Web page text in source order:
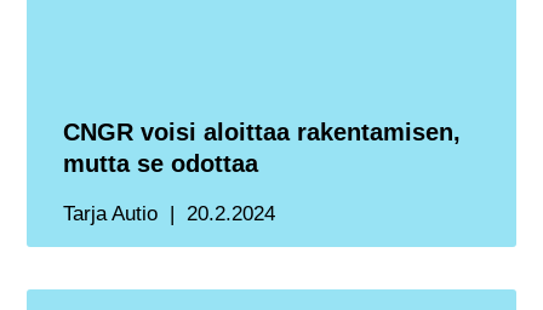
CNGR voisi aloittaa rakentamisen,
mutta se odottaa
Tarja Autio 20.2.2024